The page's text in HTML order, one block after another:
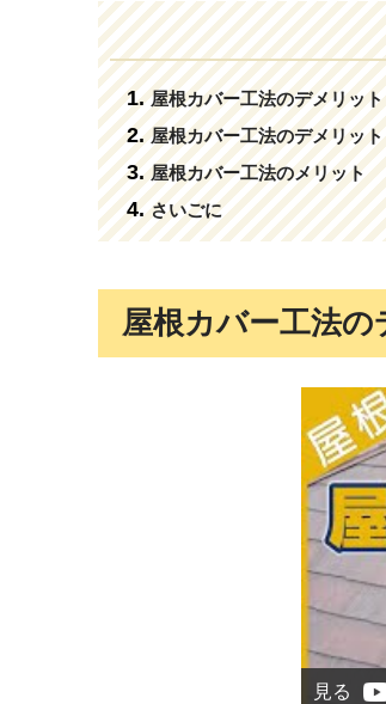
屋根カバー工法のデメリッ
屋根カバー工法のデメリット
屋根カバー工法のメリット
さいごに
屋根カバー工法の
見る